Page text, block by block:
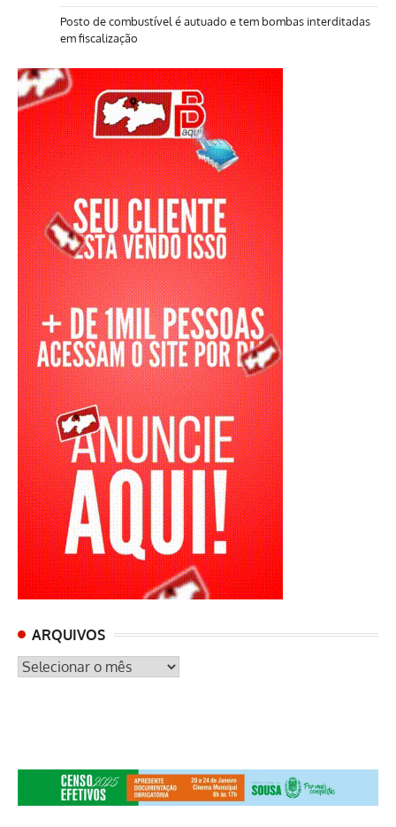
Posto de combustível é autuado e tem bombas interditadas
em fiscalização
ARQUIVOS
ARQUIVOS